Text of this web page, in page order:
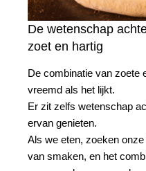
De wetenschap
zoet en hartig
De combinatie van zoete
vreemd als het lijkt.
Er zit zelfs wetenschap
ervan genieten.
Als we eten, zoeken
van smaken, en het